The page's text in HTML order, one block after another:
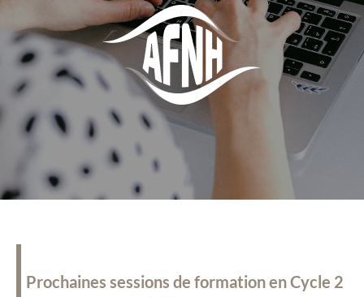
Prochaines sessions de formation en Cycle 2